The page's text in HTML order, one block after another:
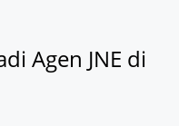
Agen JNE di